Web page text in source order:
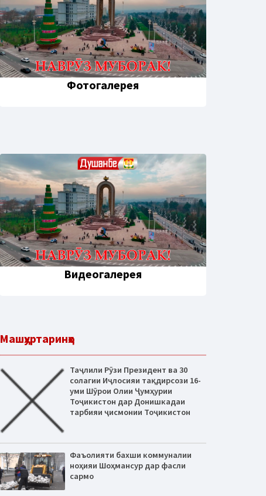
Фотогалерея
Видеогалерея
Машҳуртаринҳо
Таҷлили Рӯзи Президент ва 30
солагии Иҷлосияи тақдирсози 16-
уми Шӯрои Олии Ҷумҳурии
Тоҷикистон дар Донишкадаи
тарбияи ҷисмонии Тоҷикистон
Фаъолияти бахши коммуналии
ноҳияи Шоҳмансур дар фасли
сармо